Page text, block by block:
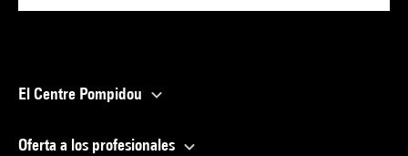
El Centre Pompidou
Oferta a los profesionales